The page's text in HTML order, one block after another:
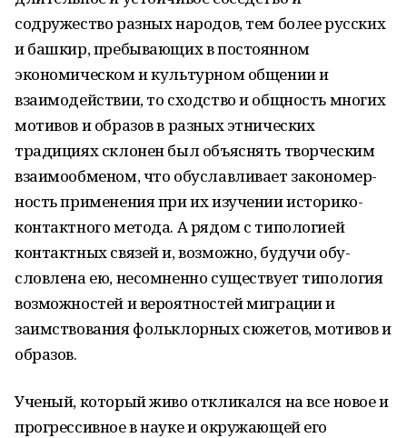
содружество разных народов, тем бо­лее русских
и башкир, пребывающих в посто­янном
экономическом и культурном общении и
взаимодействии, то сходство и общность мно­гих
мотивов и образов в разных этнических
традициях склонен был объяснять творческим
взаимообменом, что обуславливает закономер­
ность применения при их изучении историко-
контактного метода. А рядом с типологией
контактных связей и, возможно, будучи обу­
словлена ею, несомненно существует типоло­гия
возможностей и вероятностей миграции и
заимствования фольклорных сюжетов, моти­вов и
образов.
Ученый, который живо откликался на все новое и
прогрессивное в науке и окружающей его